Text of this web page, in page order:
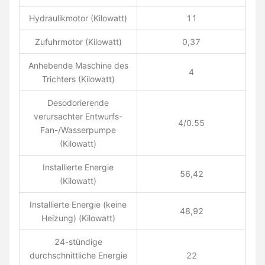
Hydraulikmotor (Kilowatt) 11
Zufuhrmotor (Kilowatt) 0,37
Anhebende Maschine des
Trichters (Kilowatt)
4
Desodorierende
verursachter Entwurfs-
Fan-/Wasserpumpe
(Kilowatt)
4/0.55
Installierte Energie
(Kilowatt)
56,42
Installierte Energie (keine
Heizung) (Kilowatt)
48,92
24-stündige
durchschnittliche Energie
22